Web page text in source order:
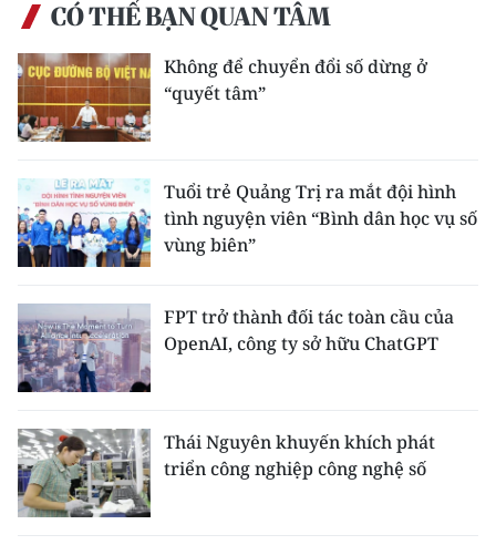
CÓ THỂ BẠN QUAN TÂM
Không để chuyển đổi số dừng ở
“quyết tâm”
Tuổi trẻ Quảng Trị ra mắt đội hình
tình nguyện viên “Bình dân học vụ số
vùng biên”
FPT trở thành đối tác toàn cầu của
OpenAI, công ty sở hữu ChatGPT
Thái Nguyên khuyến khích phát
triển công nghiệp công nghệ số